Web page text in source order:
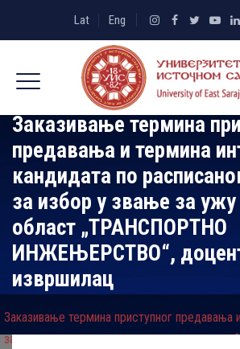
Lat Eng
Заказивање термина
предавања и термина
кандидата по
за избор у звање за ужу
област „ТРАНСПОРТНО
ИНЖЕЊЕРСТВО“,
извршилац
Заказивање термина приступног предавања
за кандидата по расписаном конкурсу за